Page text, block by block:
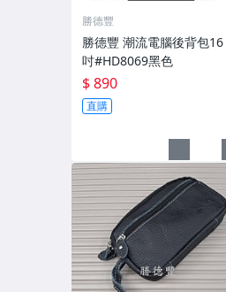
勝德豐
勝德豐 潮流電腦後背包16
吋#HD8069黑色
$ 890
直購